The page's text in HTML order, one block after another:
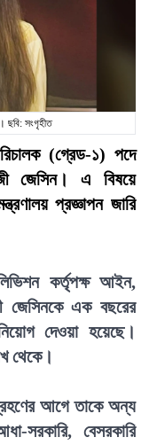
ছবি: সংগৃহীত
(গ্রেড-১) পদে
জেসিন। এ বিষয়ে
প্রজ্ঞাপন জারি
কর্তৃপক্ষ আইন,
জেসিনকে এক বছরের
দেওয়া হয়েছে।
থেকে।
আগে তাকে অন্য
সরকারি, বেসরকারি